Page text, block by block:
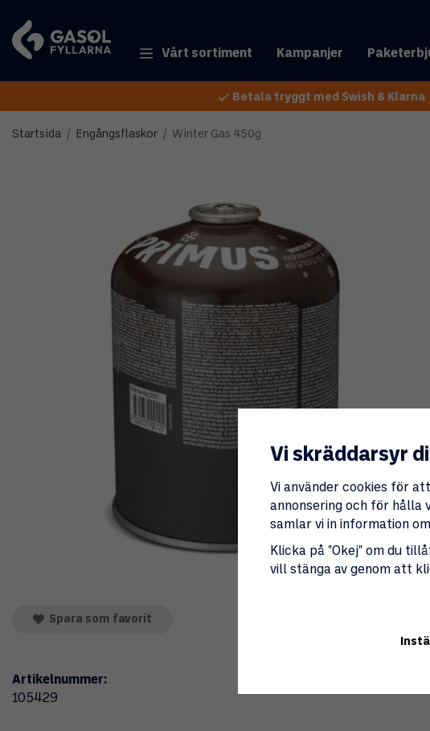
Vårt sortiment Kampanjer
Betala tryggt med Swish & Klarna
Startsida / Engångsflaskor / Winter Gas 450g
Spara som favorit
Artikelnummer:
105429
Vi skräddarsyr
Vi använder cookies för
annonsering och för
samlar vi in information
Klicka på "Okej" om du
vill stänga av genom att